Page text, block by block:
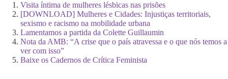
Visita íntima de mulheres lésbicas nas prisões
[DOWNLOAD] Mulheres e Cidades: Injustiças territoriais,
sexismo e racismo na mobilidade urbana
Lamentamos a partida da Colette Guillaumin
Nota da AMB: “A crise que o país atravessa e o que nós temos a
ver com isso”
Baixe os Cadernos de Crítica Feminista